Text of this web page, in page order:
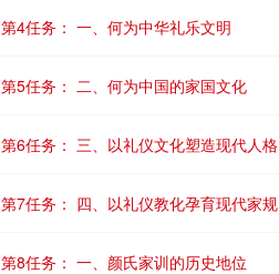
第4任务： 一、何为中华礼乐文明
第5任务： 二、何为中国的家国文化
第6任务： 三、以礼仪文化塑造现代人格
第7任务： 四、以礼仪教化孕育现代家规
第8任务： 一、颜氏家训的历史地位